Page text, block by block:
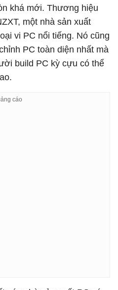
khá mới. Thương hiệu
một nhà sản xuất
vi PC nổi tiếng. Nó cũng
PC toàn diện nhất mà
build PC kỳ cựu có thể